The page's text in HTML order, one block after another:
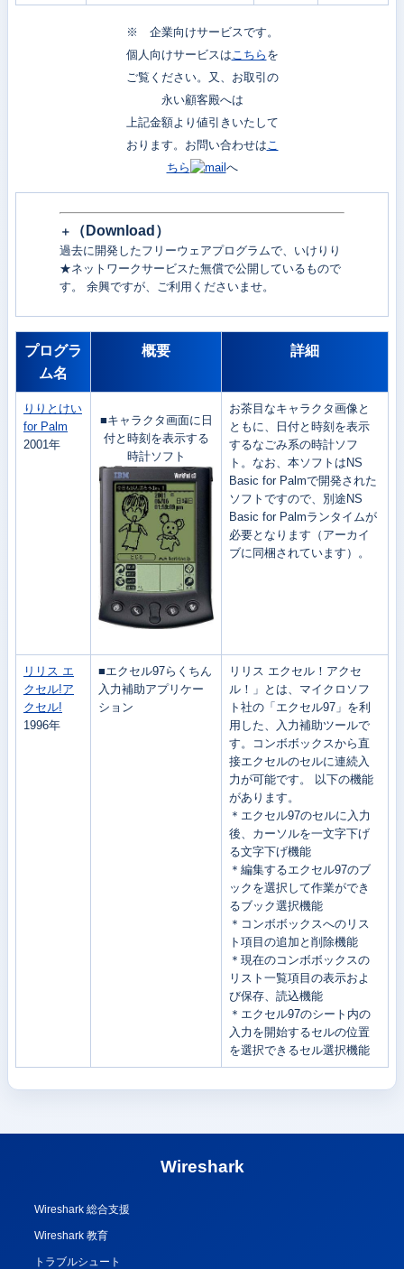
※ 企業向けサービスです。
個人向けサービスは こちら を
ご覧ください。又、お取引の
永い顧客殿へは
上記金額より値引きいたして
おります。お問い合わせは こ
ちら
へ
＋ （ Download）
過去に開発したフリーウェアプログラムで、いけりり
★ネットワークサービスた無償で公開しているもので
す。 余興ですが、ご利用くださいませ。
プログラ
ム名
概要 詳細
りりとけい
for Palm
2001年
■キャラクタ画面に日
付と時刻を表示する
時計ソフト
お茶目なキャラクタ画像と
ともに、日付と時刻を表示
するなごみ系の時計ソフ
ト。なお、本ソフトはNS
Basic for Palmで開発された
ソフトですので、別途NS
Basic for Palmランタイムが
必要となります（アーカイ
ブに同梱されています）。
リリス エ
クセル!ア
クセル!
1996年
■エクセル97らくちん
入力補助アプリケー
ション
リリス エクセル！アクセ
ル！」とは、マイクロソフ
ト社の「エクセル97」を利
用した、入力補助ツールで
す。コンボボックスから直
接エクセルのセルに連続入
力が可能です。 以下の機能
があります。
＊エクセル97のセルに入力
後、カーソルを一文字下げ
る文字下げ機能
＊編集するエクセル97のブ
ックを選択して作業ができ
るブック選択機能
＊コンボボックスへのリス
ト項目の追加と削除機能
＊現在のコンボボックスの
リスト一覧項目の表示およ
び保存、読込機能
＊エクセル97のシート内の
入力を開始するセルの位置
を選択できるセル選択機能
Wireshark
Wireshark 総合支援
Wireshark 教育
トラブルシュート